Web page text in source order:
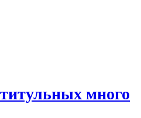
много